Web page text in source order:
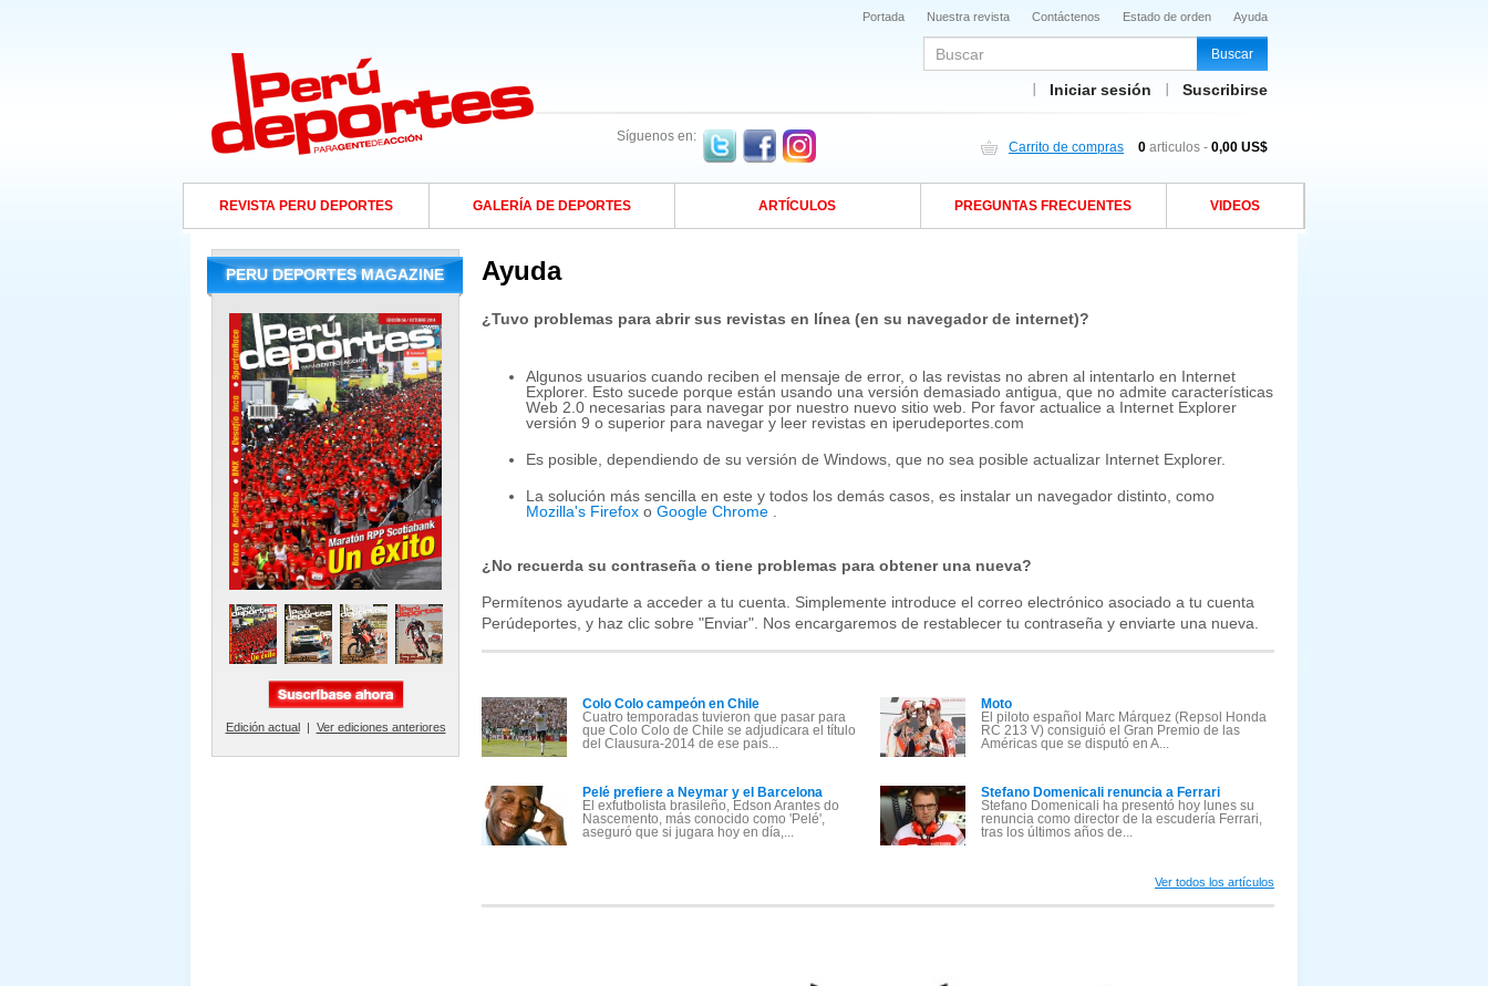
Portada Nuestra revista Contáctenos Estado de orden Ayuda
Iniciar sesión Suscribirse
Síguenos en:
Carrito de compras 0 articulos - 0,00 US$
REVISTA PERU DEPORTES GALERÍA DE DEPORTES ARTÍCULOS PREGUNTAS FRECUENTES VIDEOS
PERU DEPORTES MAGAZINE
Edición actual Ver ediciones anteriores
Ayuda
¿Tuvo problemas para abrir sus revistas en línea (en su navegador de internet)?
Algunos usuarios cuando reciben el mensaje de error, o las revistas no abren al intentarlo en Internet
Explorer. Esto sucede porque están usando una versión demasiado antigua, que no admite características
Web 2.0 necesarias para navegar por nuestro nuevo sitio web. Por favor actualice a Internet Explorer
versión 9 o superior para navegar y leer revistas en iperudeportes.com
Es posible, dependiendo de su versión de Windows, que no sea posible actualizar Internet Explorer.
La solución más sencilla en este y todos los demás casos, es instalar un navegador distinto, como
Mozilla's Firefox o Google Chrome
¿No recuerda su contraseña o tiene problemas para obtener una nueva?
Permítenos ayudarte a acceder a tu cuenta. Simplemente introduce el correo electrónico asociado a tu cuenta
Perúdeportes, y haz clic sobre "Enviar". Nos encargaremos de restablecer tu contraseña y enviarte una nueva.
Colo Colo campeón en Chile
Cuatro temporadas tuvieron que pasar para
que Colo Colo de Chile se adjudicara el título
del Clausura-2014 de ese país...
Moto
El piloto español Marc Márquez (Repsol Honda
RC 213 V) consiguió el Gran Premio de las
Américas que se disputó en A...
Pelé prefiere a Neymar y el Barcelona
El exfutbolista brasileño, Edson Arantes do
Nascemento, más conocido como 'Pelé',
aseguró que si jugara hoy en día,...
Stefano Domenicali renuncia a Ferrari
Stefano Domenicali ha presentó hoy lunes su
renuncia como director de la escudería Ferrari,
tras los últimos años de...
Ver todos los artículos